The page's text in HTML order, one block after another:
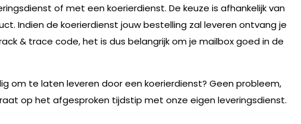
of met een koerierdienst. De keuze is afhankelijk van
Indien de koerierdienst jouw bestelling zal leveren ontvang je
& trace code, het is dus belangrijk om je mailbox goed in de
om te laten leveren door een koerierdienst? Geen probleem,
op het afgesproken tijdstip met onze eigen leveringsdienst.